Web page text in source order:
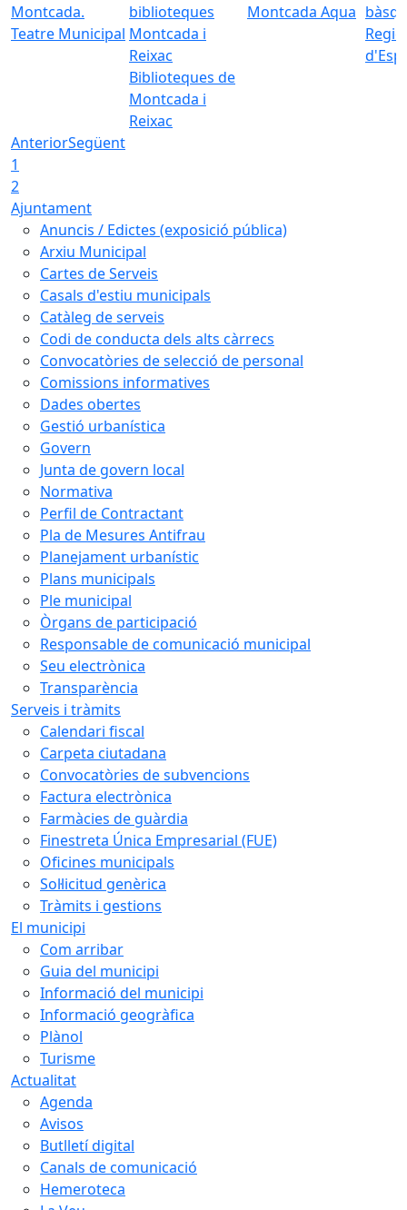
Teatre Municipal
Biblioteques de
Montcada i
Reixac
Montcada Aqua
AnteriorSegüent
1
2
Ajuntament
Anuncis / Edictes (exposició pública)
Arxiu Municipal
Cartes de Serveis
Casals d'estiu municipals
Catàleg de serveis
Codi de conducta dels alts càrrecs
Convocatòries de selecció de personal
Comissions informatives
Dades obertes
Gestió urbanística
Govern
Junta de govern local
Normativa
Perfil de Contractant
Pla de Mesures Antifrau
Planejament urbanístic
Plans municipals
Ple municipal
Òrgans de participació
Responsable de comunicació municipal
Seu electrònica
Transparència
Serveis i tràmits
Calendari fiscal
Carpeta ciutadana
Convocatòries de subvencions
Factura electrònica
Farmàcies de guàrdia
Finestreta Única Empresarial (FUE)
Oficines municipals
Sol·licitud genèrica
Tràmits i gestions
El municipi
Com arribar
Guia del municipi
Informació del municipi
Informació geogràfica
Plànol
Turisme
Actualitat
Agenda
Avisos
Butlletí digital
Canals de comunicació
Hemeroteca